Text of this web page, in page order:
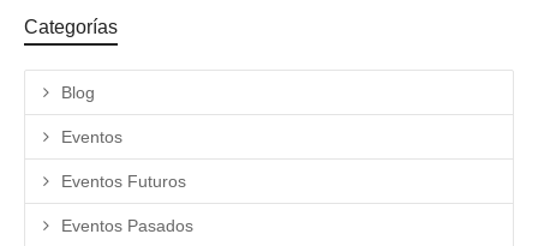
Categorías
Blog
Eventos
Eventos Futuros
Eventos Pasados